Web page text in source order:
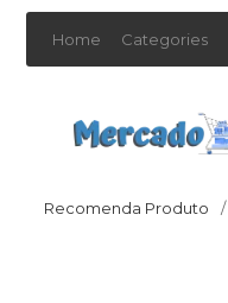
Home Categories
Recomenda Produto /